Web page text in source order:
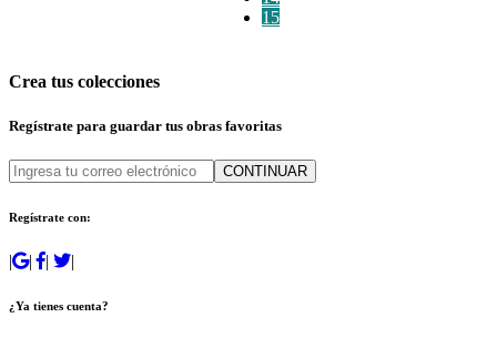
15
Crea tus colecciones
Regístrate para guardar tus obras favoritas
CONTINUAR
Regístrate con:
| | | |
¿Ya tienes cuenta?